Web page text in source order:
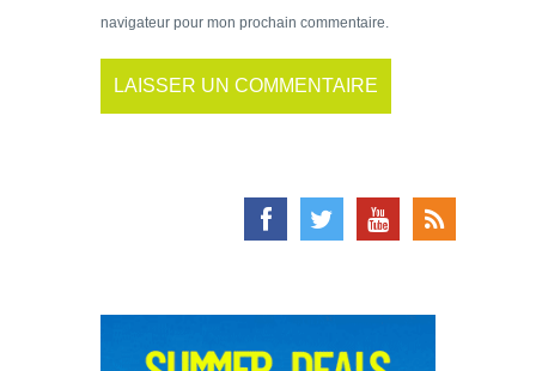
navigateur pour mon prochain commentaire.